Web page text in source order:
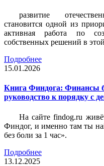
развитие
становится одной из
активная работа по
собственных решений в
Подробнее
15.01.2026
Книга Финдога: Финансы
руководство к порядку с
На сайте findog.ru
Финдог, и именно там ты
без боли за 1 час».
Подробнее
13.12.2025